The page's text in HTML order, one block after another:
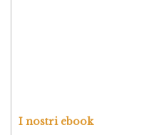
I nostri ebook